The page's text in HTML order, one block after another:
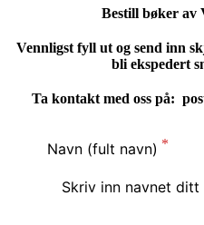
Bestill bøker av
Vennligst fyll ut og send inn
bli ekspedert
Ta kontakt med oss på:
Navn (fult navn)